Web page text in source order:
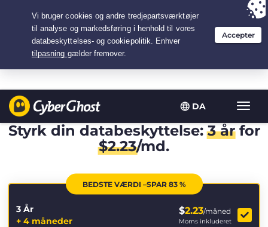
DA
Slå
til/fra
Your choice:The Best Dealfor 3.3333333333333-years at $
/month
Styrk din databeskyttelse:3 årfor
$2.23/md.
BEDSTE VÆRDI –SPAR 83 %
3 År
+ 4 måneder
$2.23/måned
Moms inkluderet